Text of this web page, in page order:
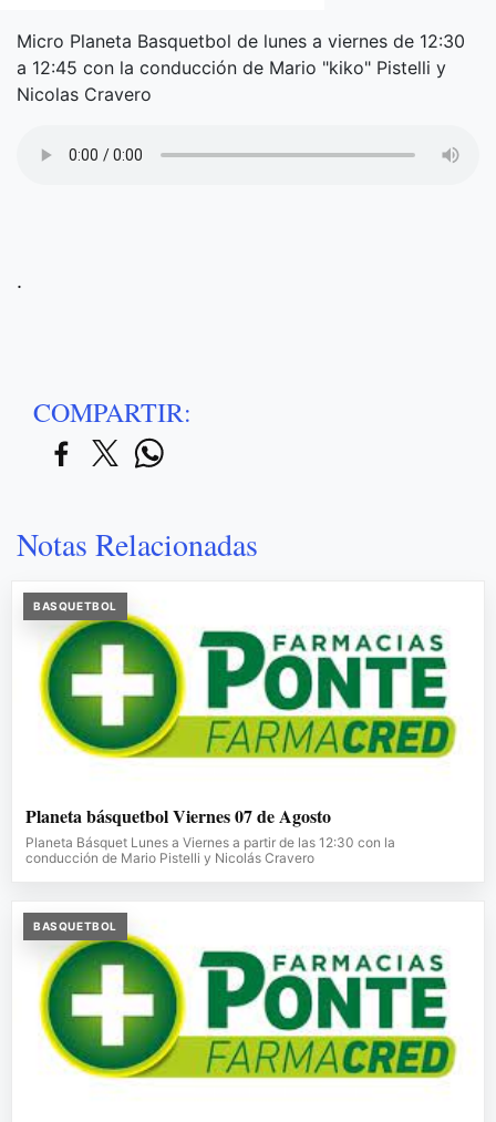
Micro Planeta Basquetbol de lunes a viernes de 12:30
a 12:45 con la conducción de Mario "kiko" Pistelli y
Nicolas Cravero
.
COMPARTIR:
Notas Relacionadas
BASQUETBOL
Planeta básquetbol Viernes 07 de Agosto
Planeta Básquet Lunes a Viernes a partir de las 12:30 con la
conducción de Mario Pistelli y Nicolás Cravero
BASQUETBOL